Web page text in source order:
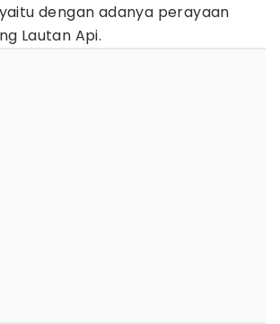
dengan adanya perayaan
Lautan Api.